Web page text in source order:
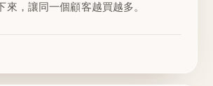
來，讓同一個顧客越買越多。